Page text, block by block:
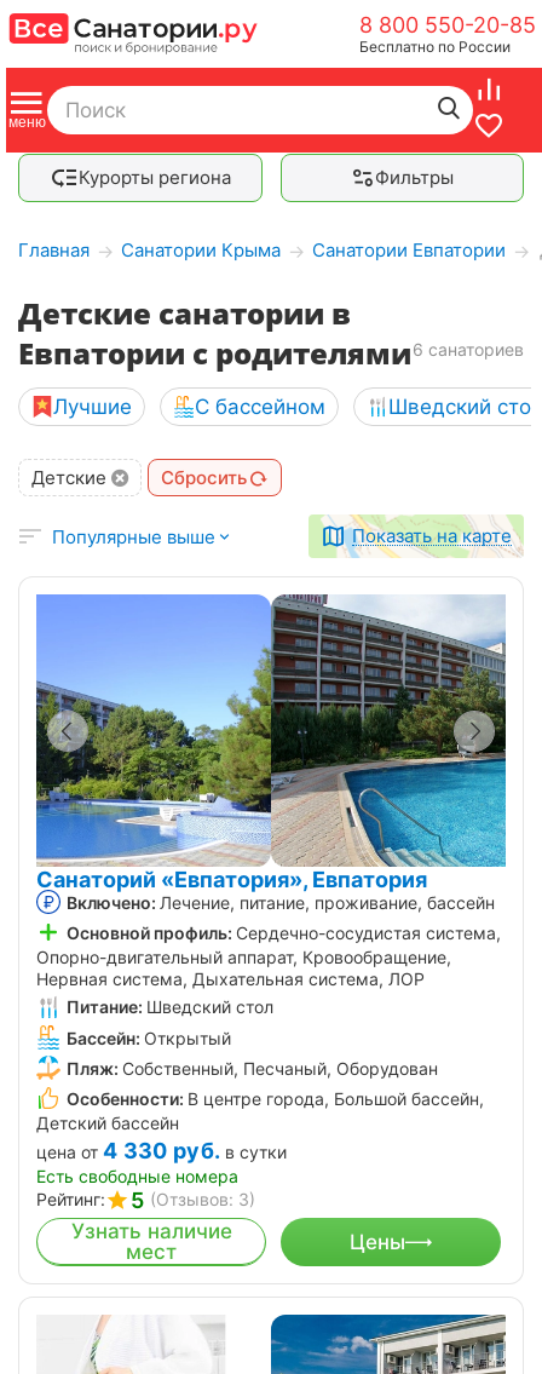
8 800 550-20-85
Бесплатно по России
Курорты региона Фильтры
Главная → Санатории Крыма → Санатории Евпатории →
Детские санатории в
Евпатории с родителями6 санаториев
Лучшие С бассейном Шведский стол
Детские Сбросить
Популярные выше Показать на карте
Санаторий «Евпатория», Евпатория
Включено: Лечение, питание, проживание, бассейн
Основной профиль: Сердечно-сосудистая система,
Опорно-двигательный аппарат, Кровообращение,
Нервная система, Дыхательная система, ЛОР
Питание: Шведский стол
Бассейн: Открытый
Пляж: Собственный, Песчаный, Оборудован
Особенности: В центре города, Большой бассейн,
Детский бассейн
цена от 4 330 руб. в сутки
Есть свободные номера
Рейтинг:
5 (Отзывов: 3)
Узнать наличие
мест
Цены